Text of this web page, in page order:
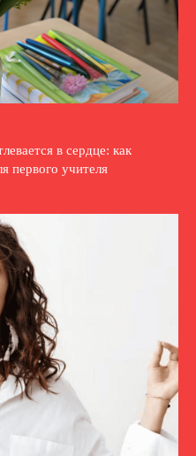
в сердце: как
первого учителя